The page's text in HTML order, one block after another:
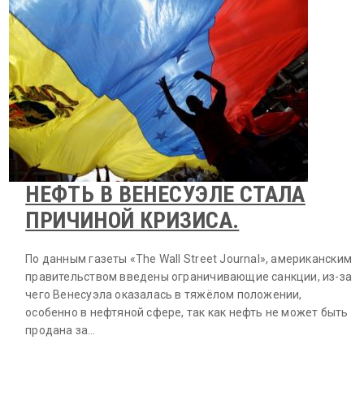
НЕФТЬ В ВЕНЕСУЭЛЕ СТАЛА
ПРИЧИНОЙ КРИЗИСА.
По данным газеты «The Wall Street Journal», американским
правительством введены ограничивающие санкции, из-за
чего Венесуэла оказалась в тяжёлом положении,
особенно в нефтяной сфере, так как нефть не может быть
продана за…